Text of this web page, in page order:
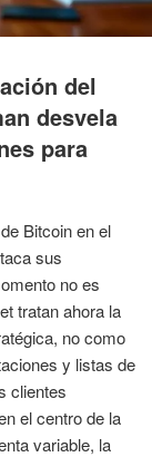
del
desvela
para
Bitcoin en el
sus
no es
tratan ahora la
no como
y listas de
clientes
el centro de la
variable, la